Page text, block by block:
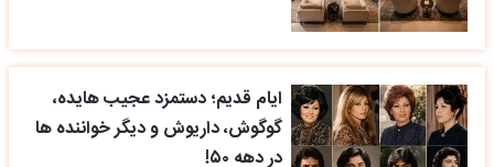
ایام قدیم؛ دستمزد عجیب هایده،
گوگوش، داریوش و دیگر خواننده ها
در دهه ۵۰!